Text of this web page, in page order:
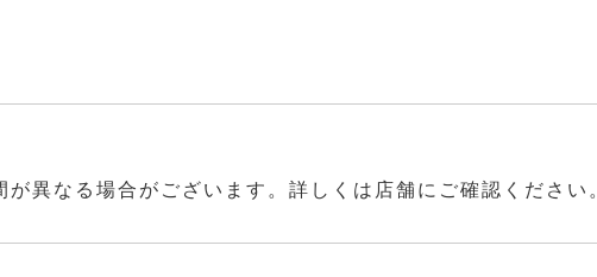
異なる場合がございます。詳しくは店舗にご確認ください